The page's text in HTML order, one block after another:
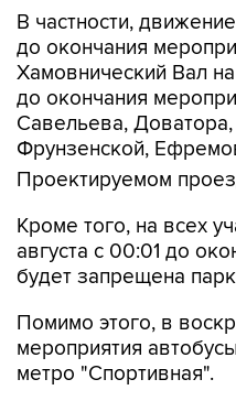
В частности,
до окончания
Хамовнический Вал
до окончания
Савельева,
Фрунзенской,
Проектируемом
Кроме того, на всех
августа с 00:01 до
будет запрещена
Помимо этого, в
мероприятия
метро "Спортивная".